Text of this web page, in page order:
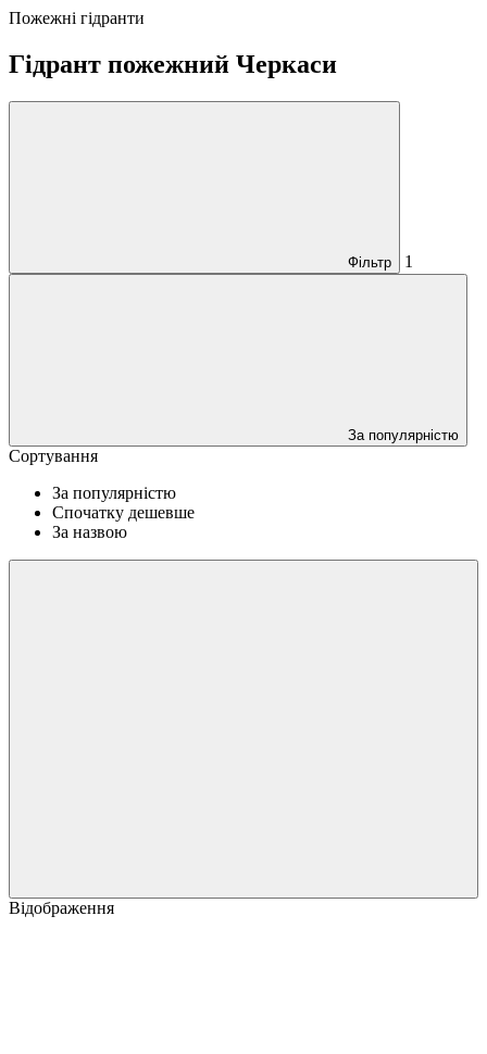
Пожежні гідранти
Гідрант пожежний Черкаси
Фільтр 1
За популярністю
Сортування
За популярністю
Спочатку дешевше
За назвою
Відображення